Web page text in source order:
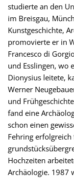
studierte an den
im Breisgau,
Kunstgeschichte,
promovierte er in
Francesco di
und Esslingen, wo
Dionysius leitete,
Werner
und
fand eine
schon einen
Fehring
Hochzeiten
Archäologie. 1987